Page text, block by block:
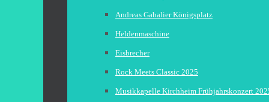
Andreas Gabalier Königsplatz
Heldenmaschine
Eisbrecher
Rock Meets Classic 2025
Musikkapelle Kirchheim Frühjahrskonzert